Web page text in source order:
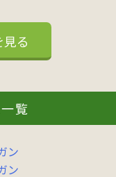
る
覧
ン
ン